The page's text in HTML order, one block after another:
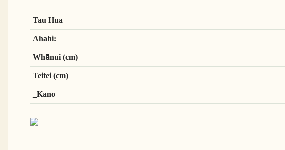
Tau Hua
Ahahi:
Whānui (cm)
Teitei (cm)
_Kano